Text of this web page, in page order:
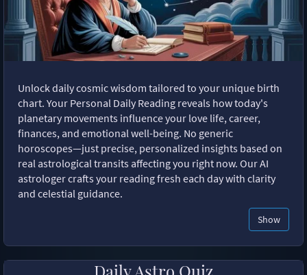
Unlock daily cosmic wisdom tailored to your unique birth
chart. Your Personal Daily Reading reveals how today's
planetary movements influence your love life, career,
finances, and emotional well-being. No generic
horoscopes—just precise, personalized insights based on
real astrological transits affecting you right now. Our AI
astrologer crafts your reading fresh each day with clarity
and celestial guidance.
Show